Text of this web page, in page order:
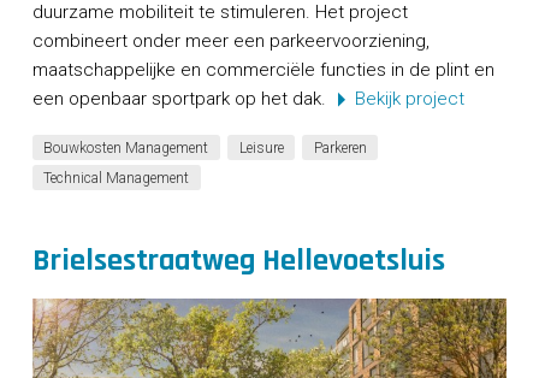
duurzame mobiliteit te stimuleren. Het project
combineert onder meer een parkeervoorziening,
maatschappelijke en commerciële functies in de plint en
een openbaar sportpark op het dak.
Bekijk project
Bouwkosten Management Leisure
Parkeren
Technical Management
Brielsestraatweg Hellevoetsluis